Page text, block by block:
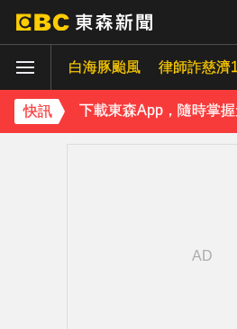
白海豚颱風 律師詐慈濟
快訊
下載東森App，隨時掌握